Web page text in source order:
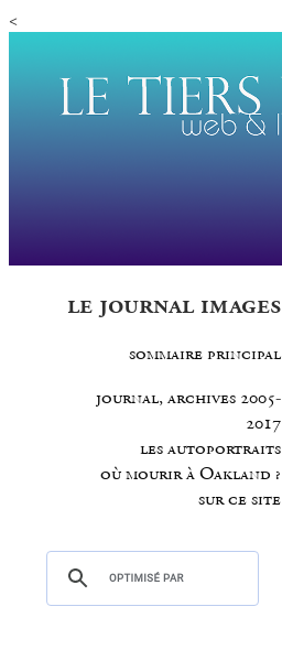
<
le journal images
sommaire principal
journal, archives 2005-
2017
les autoportraits
où mourir à Oakland ?
sur ce site